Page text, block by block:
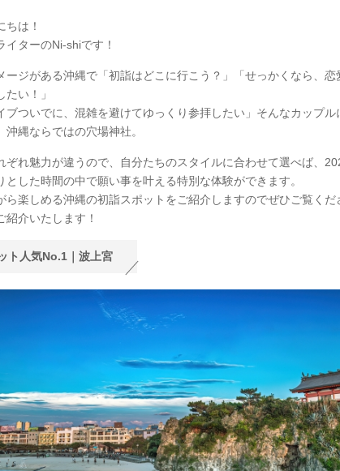
ちは！
イターのNi-shiです！
ージがある沖縄で「初詣はどこに行こう？」「せっかくなら、恋
い！」
ブついでに、混雑を避けてゆっくり参拝したい」そんなカップル
沖縄ならではの穴場神社。
ぞれ魅力が違うので、自分たちのスタイルに合わせて選べば、
とした時間の中で願い事を叶える特別な体験ができます。
ら楽しめる沖縄の初詣スポットをご紹介しますのでぜひご覧くだ
紹介いたします！
ト人気No.1｜波上宮